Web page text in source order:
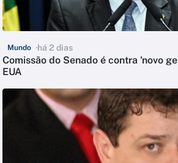
Mundo há 2 dias
Comissão do Senado é contra 'novo
EUA